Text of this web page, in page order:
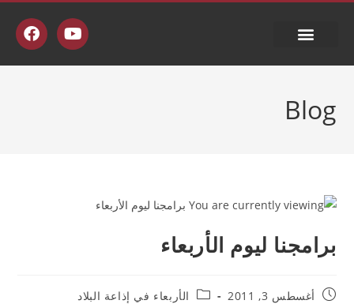
Blog
برامجنا ليوم الأربعاء
أغسطس 3, 2011 الأربعاء في إذاعة البلاد